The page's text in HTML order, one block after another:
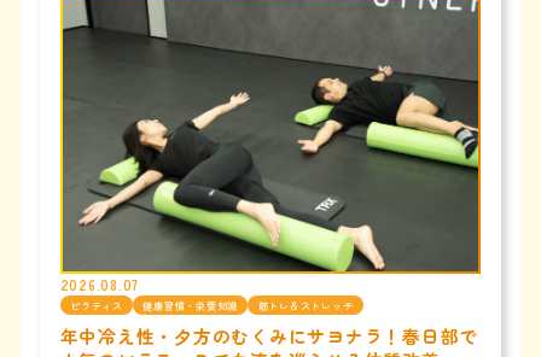
2026.08.07
ピラティス 健康習慣・栄養知識 筋トレ＆ストレッチ
年中冷え性・夕方のむくみにサヨナラ！春日部で